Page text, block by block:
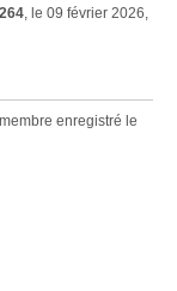
, le 09 février 2026,
enregistré le